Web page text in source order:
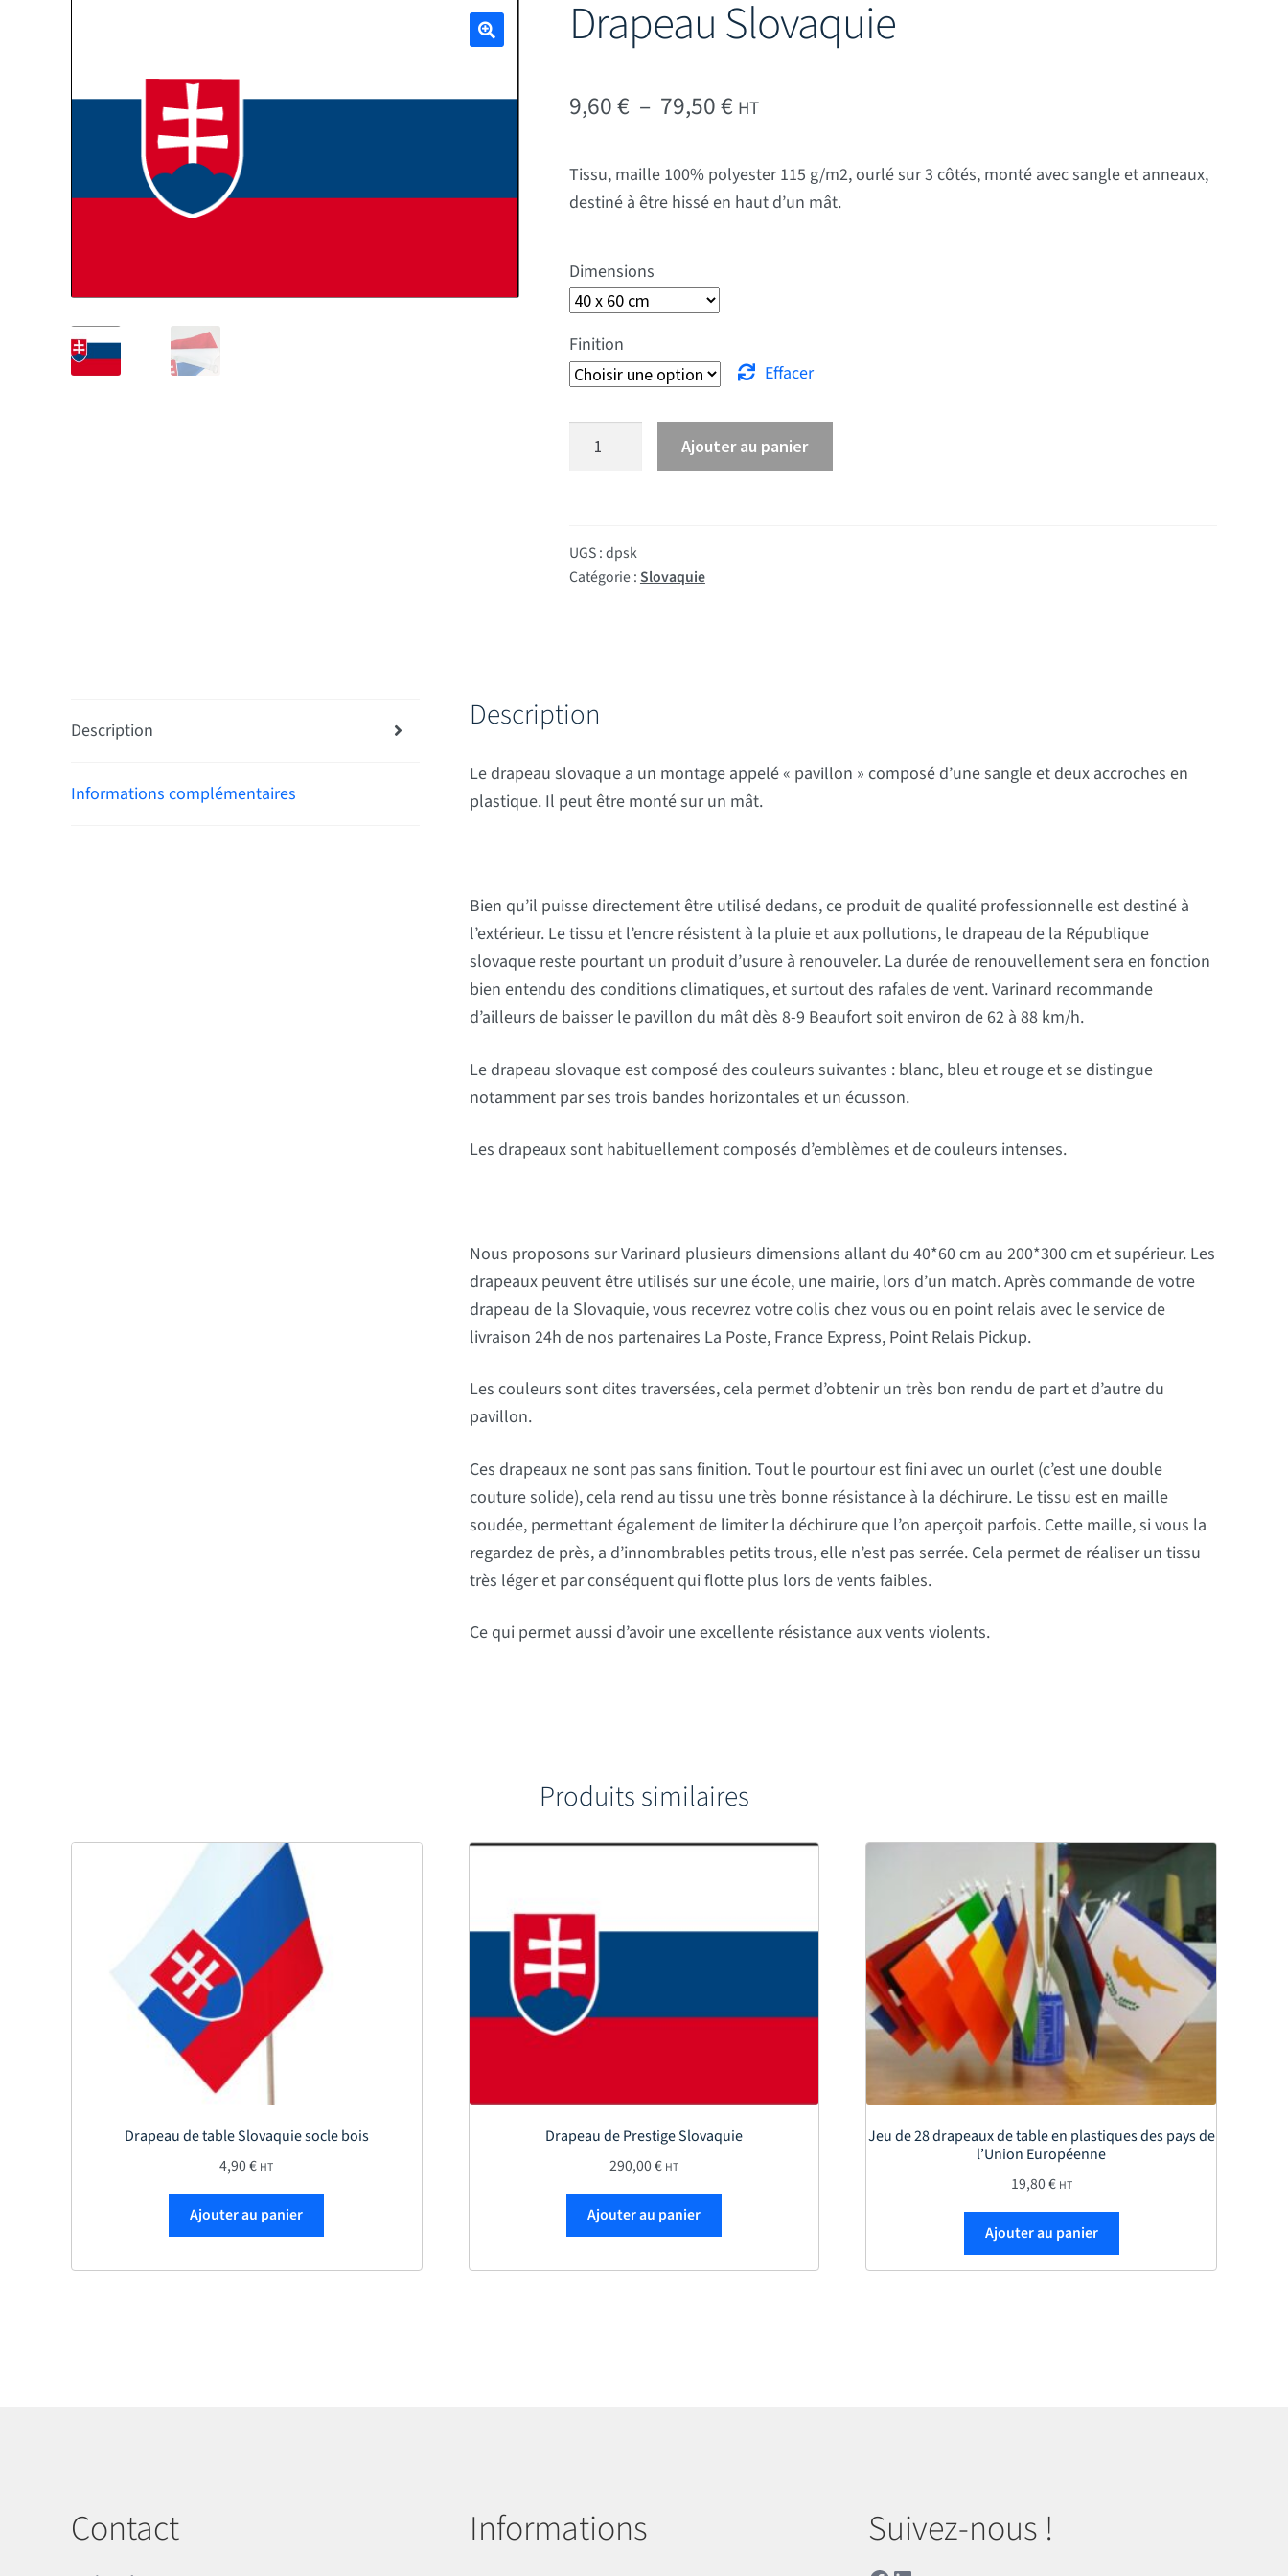
Drapeau Slovaquie
9,60€ – 79,50€Plage de prix : 9,60 € à 79,50 €
HT
Tissu, maille 100% polyester 115 g/m2, ourlé sur 3 côtés, monté avec sangle et anneaux,
destiné à être hissé en haut d’un mât.
Dimensions
Finition
Effacer
quantité de Drapeau Slovaquie
Ajouter au panier
UGS :dpsk
Catégorie :Slovaquie
Description
Informations complémentaires
Description
Le drapeau slovaque a un montage appelé « pavillon » composé d’une sangle et deux accroches en
plastique. Il peut être monté sur un mât.
Bien qu’il puisse directement être utilisé dedans, ce produit de qualité professionnelle est destiné à
l’extérieur. Le tissu et l’encre résistent à la pluie et aux pollutions, le drapeau de la République
slovaque reste pourtant un produit d’usure à renouveler. La durée de renouvellement sera en fonction
bien entendu des conditions climatiques, et surtout des rafales de vent. Varinard recommande
d’ailleurs de baisser le pavillon du mât dès 8-9 Beaufort soit environ de 62 à 88 km/h.
Le drapeau slovaque est composé des couleurs suivantes : blanc, bleu et rouge et se distingue
notamment par ses trois bandes horizontales et un écusson.
Les drapeaux sont habituellement composés d’emblèmes et de couleurs intenses.
Nous proposons sur Varinard plusieurs dimensions allant du 40*60 cm au 200*300 cm et supérieur. Les
drapeaux peuvent être utilisés sur une école, une mairie, lors d’un match. Après commande de votre
drapeau de la Slovaquie, vous recevrez votre colis chez vous ou en point relais avec le service de
livraison 24h de nos partenaires La Poste, France Express, Point Relais Pickup.
Les couleurs sont dites traversées, cela permet d’obtenir un très bon rendu de part et d’autre du
pavillon.
Ces drapeaux ne sont pas sans finition. Tout le pourtour est fini avec un ourlet (c’est une double
couture solide), cela rend au tissu une très bonne résistance à la déchirure. Le tissu est en maille
soudée, permettant également de limiter la déchirure que l’on aperçoit parfois. Cette maille, si vous la
regardez de près, a d’innombrables petits trous, elle n’est pas serrée. Cela permet de réaliser un tissu
très léger et par conséquent qui flotte plus lors de vents faibles.
Ce qui permet aussi d’avoir une excellente résistance aux vents violents.
Produits similaires
Drapeau de table Slovaquie socle bois
4,90€ HT
Ajouter au panier
Drapeau de Prestige Slovaquie
290,00€ HT
Ajouter au panier
Jeu de 28 drapeaux de table en plastiques des pays de
l’Union Européenne
19,80€ HT
Ajouter au panier
Contact Informations Suivez-nous !